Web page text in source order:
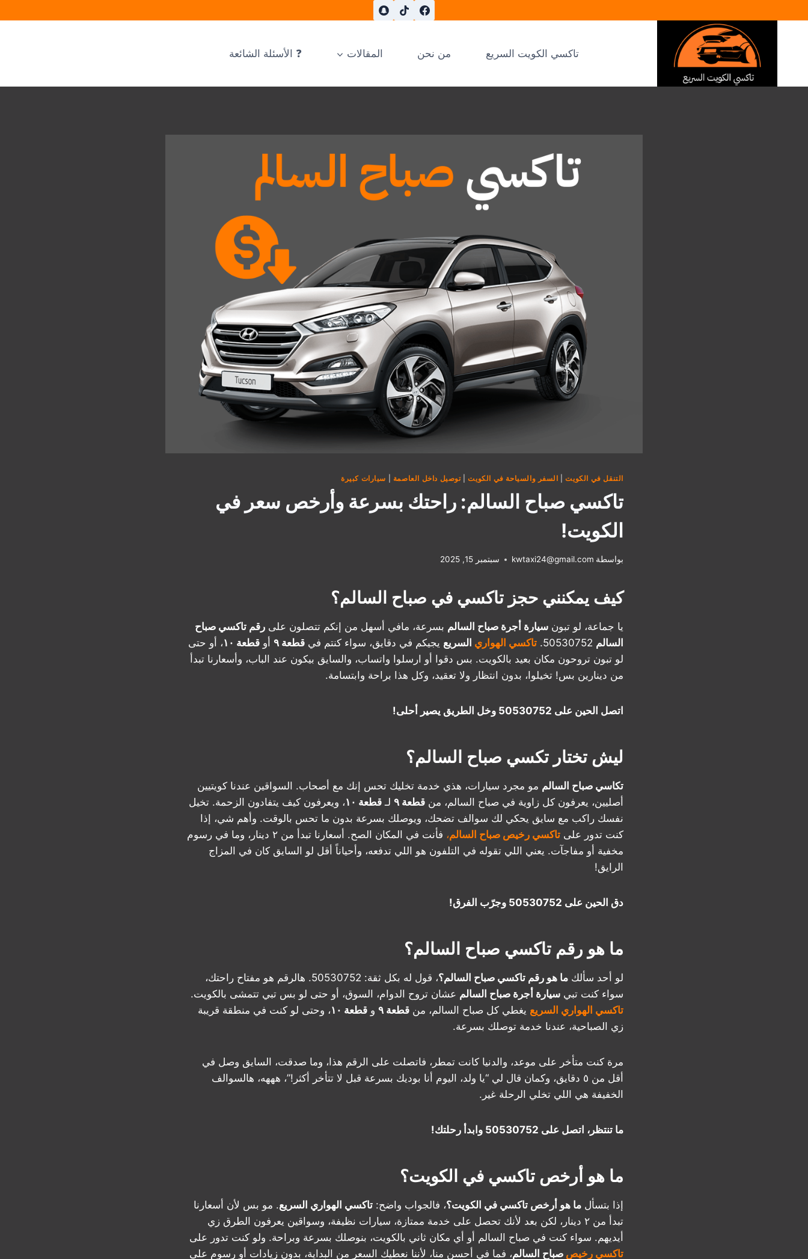
إلى
تاكسي الكويت السريع
من نحن المقالات ❓ الأسئلة الشائعة
التنقل في الكويت| السفر والسياحة في الكويت|توصيل داخل العاصمة سيارات كبيرة
تاكسي صباح السالم: راحتك بسرعة وأرخص سعر في
الكويت!
بواسطة kwtaxi24@gmail.com سبتمبر 15, 2025
كيف يمكنني حجز تاكسي في صباح السالم؟
يا جماعة، لو تبون سيارة أجرة صباح السالم بسرعة، مافي أسهل من إنكم تتصلون على رقم تاكسي صباح
السالم
تاكسي الهواري السريع يجيكم في دقايق، سواء كنتم في قطعة ٩ أو قطعة ١٠
، أو حتى
لو تبون تروحون مكان بعيد بالكويت. بس دقوا أو ارسلوا واتساب، والسايق بيكون عند الباب، وأسعارنا تبدأ
من دينارين بس! تخيلوا، بدون انتظار ولا تعقيد، وكل هذا براحة وابتسامة.
اتصل الحين على 50530752 وخل الطريق يصير أحلى!
ليش تختار تكسي صباح السالم؟
تكاسي صباح السالم مو مجرد سيارات، هذي خدمة تخليك تحس إنك مع أصحاب. السواقين عندنا كويتيين
أصليين، يعرفون كل زاوية في صباح السالم، من قطعة ٩ لـ قطعة ١٠
، ويعرفون كيف يتفادون الزحمة. تخيل
نفسك راكب مع سايق يحكي لك سوالف تضحك، ويوصلك بسرعة بدون ما تحس بالوقت. وأهم شي، إذا
كنت تدور على تاكسي رخيص صباح السالم،
فأنت في المكان الصح. أسعارنا تبدأ من ٢ دينار، وما في رسوم
مخفية أو مفاجآت. يعني اللي تقوله في التلفون هو اللي تدفعه، وأحياناً أقل لو السايق كان في المزاج
الرايق!
دق الحين على 50530752 وجرّب الفرق!
ما هو رقم تاكسي صباح السالم؟
لو أحد سألك ما هو رقم تاكسي صباح السالم؟
، قول له بكل ثقة: 50530752. هالرقم هو مفتاح راحتك،
سواء كنت تبي سيارة أجرة صباح السالم عشان تروح الدوام، السوق، أو حتى لو بس تبي تتمشى بالكويت.
تاكسي الهواري السريع يغطي كل صباح السالم، من قطعة ٩ و قطعة ١٠
، وحتى لو كنت في منطقة قريبة
زي الصباحية، عندنا خدمة توصلك بسرعة.
مرة كنت متأخر على موعد، والدنيا كانت تمطر، فاتصلت على الرقم هذا، وما صدقت، السايق وصل في
أقل من ٥ دقايق، وكمان قال لي “يا ولد، اليوم أنا بوديك بسرعة قبل لا تتأخر أكثر!”، هههه، هالسوالف
الخفيفة هي اللي تخلي الرحلة غير.
ما تنتظر، اتصل على 50530752 وابدأ رحلتك!
ما هو أرخص تاكسي في الكويت؟
إذا بتسأل ما هو أرخص تاكسي في الكويت؟، فالجواب واضح: تاكسي الهواري السريع. مو بس لأن أسعارنا
تبدأ من ٢ دينار، لكن بعد لأنك تحصل على خدمة ممتازة، سيارات نظيفة، وسواقين يعرفون الطرق زي
أيديهم. سواء كنت في صباح السالم أو أي مكان ثاني بالكويت، بنوصلك بسرعة وبراحة. ولو كنت تدور على
تاكسي رخيص صباح السالم، فما في أحسن منا، لأننا نعطيك السعر من البداية، بدون زيادات أو رسوم على